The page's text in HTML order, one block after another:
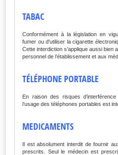
TABAC
Conformément à la législation en
fumer ou d'utiliser la cigarette
Cette interdiction s’applique aussi bien
personnel de l’établissement et aux
TÉLÉPHONE PORTABLE
En raison des risques
l’usage des téléphones portables est
MEDICAMENTS
Il est absolument interdit de fournir
prescrits. Seul le médecin est